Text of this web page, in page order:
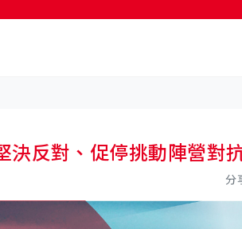
反對、促停挑動陣營對
分